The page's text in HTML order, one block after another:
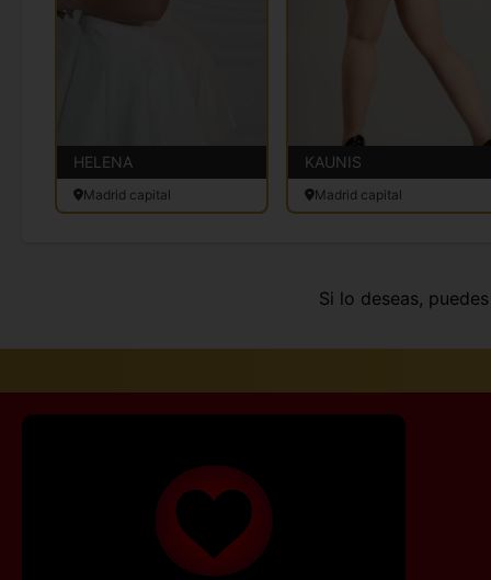
HELENA
Madrid capital
KAUNIS
Madrid capital
Si lo deseas,